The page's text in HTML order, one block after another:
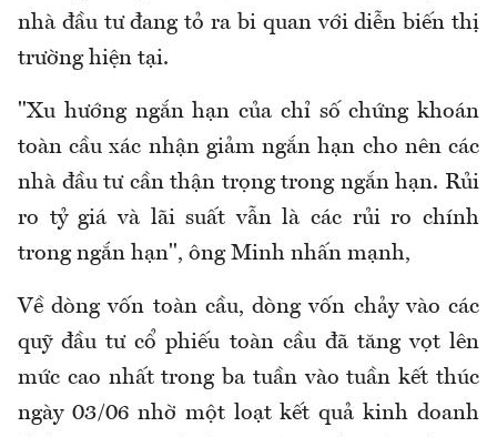
nhà đầu tư đang tỏ ra bi quan với diễn biến thị
trường hiện tại.
"Xu hướng ngắn hạn của chỉ số chứng khoán
toàn cầu xác nhận giảm ngắn hạn cho nên các
nhà đầu tư cần thận trọng trong ngắn hạn. Rủi
ro tỷ giá và lãi suất vẫn là các rủi ro chính
trong ngắn hạn", ông Minh nhấn mạnh,
Về dòng vốn toàn cầu, dòng vốn chảy vào các
quỹ đầu tư cổ phiếu toàn cầu đã tăng vọt lên
mức cao nhất trong ba tuần vào tuần kết thúc
ngày 03/06 nhờ một loạt kết quả kinh doanh